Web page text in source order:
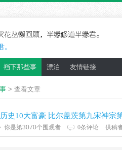
裆下那些事 漂泊 友情链接
> 查看文章
历史10大富豪 比尔盖茨第九宋神宗
你是第3070个围观者 0条评论 供稿